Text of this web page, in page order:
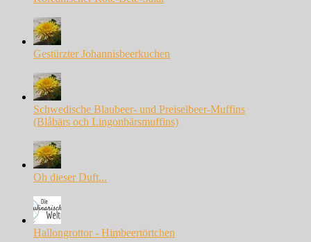
Gestürzter Johannisbeerkuchen
Schwedische Blaubeer- und Preiselbeer-Muffins
(Blåbärs och Lingonbärsmuffins)
Oh dieser Duft...
Hallongrottor - Himbeertörtchen